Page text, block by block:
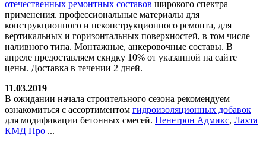
отечественных ремонтных составов широкого спектра
применения. профессиональные материалы для
конструкционного и неконструкционного ремонта, для
вертикальных и горизонтальных поверхностей, в том числе
наливного типа. Монтажные, анкеровочные составы. В
апреле предоставляем скидку 10% от указанной на сайте
цены. Доставка в течении 2 дней.
11.03.2019
В ожидании начала строительного сезона рекомендуем
ознакомиться с ассортиментом гидроизоляционных добавок
для модификации бетонных смесей. Пенетрон Адмикс, Лахта
КМД Про ...